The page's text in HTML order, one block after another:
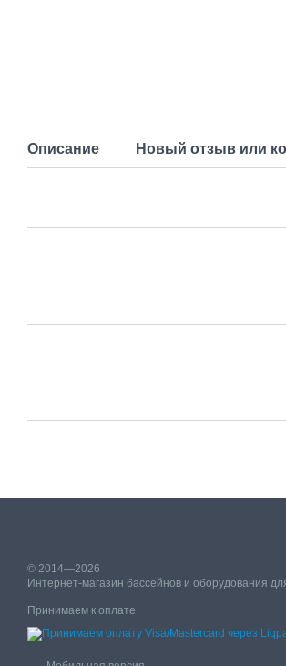
Описание Новый отзыв или
© 2014—2026
Интернет-магазин бассейнов и оборудования
Принимаем к оплате